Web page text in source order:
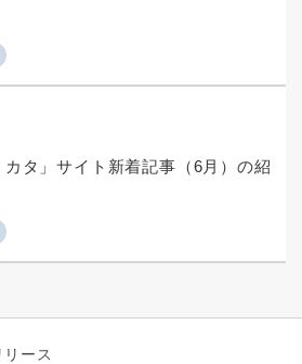
カタ」サイト新着記事（6月）の紹
ース